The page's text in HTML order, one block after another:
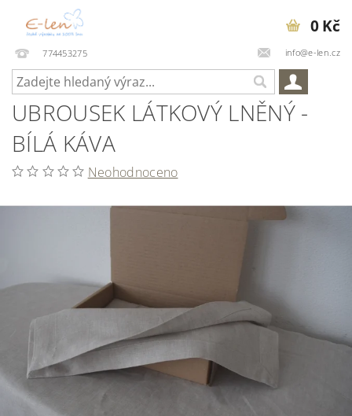
774453275 info@e-len.cz
0 Kč
UBROUSEK LÁTKOVÝ LNĚNÝ -
BÍLÁ KÁVA
Neohodnoceno